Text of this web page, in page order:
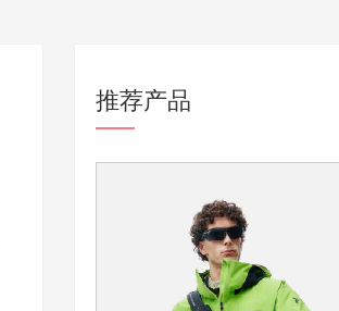
推荐产品